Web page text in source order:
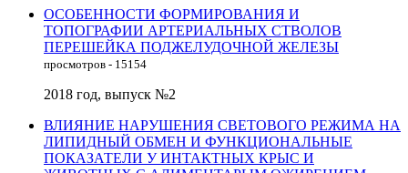
ОСОБЕННОСТИ ФОРМИРОВАНИЯ И
ТОПОГРАФИИ АРТЕРИАЛЬНЫХ СТВОЛОВ
ПЕРЕШЕЙКА ПОДЖЕЛУДОЧНОЙ ЖЕЛЕЗЫ
просмотров - 15154
2018 год, выпуск №2
ВЛИЯНИЕ НАРУШЕНИЯ СВЕТОВОГО РЕЖИМА НА
ЛИПИДНЫЙ ОБМЕН И ФУНКЦИОНАЛЬНЫЕ
ПОКАЗАТЕЛИ У ИНТАКТНЫХ КРЫС И